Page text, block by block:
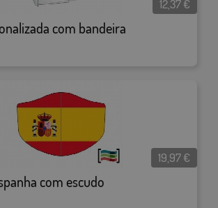
com bandeira
12,37€
com escudo
19,97€